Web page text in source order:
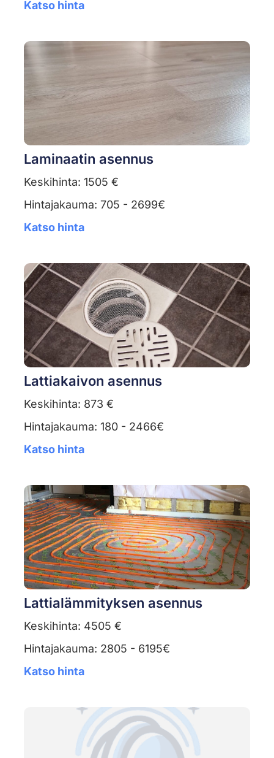
Katso hinta
Laminaatin asennus
Keskihinta: 1505 €
Hintajakauma: 705 - 2699€
Katso hinta
Lattiakaivon asennus
Keskihinta: 873 €
Hintajakauma: 180 - 2466€
Katso hinta
Lattialämmityksen asennus
Keskihinta: 4505 €
Hintajakauma: 2805 - 6195€
Katso hinta